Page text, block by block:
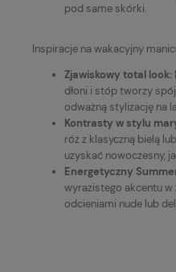
pod same skórki.
Inspiracje na wakacyjny
Zjawiskowy total look:
dłoni i stóp tworzy
odważną stylizację na
Kontrasty w stylu
róż z klasyczną bielą
uzyskać nowoczesny,
Energetyczny
wyrazistego akcentu
odcieniami nude lub